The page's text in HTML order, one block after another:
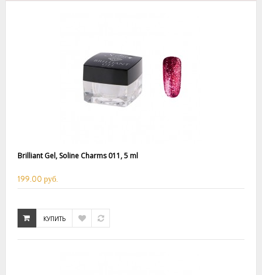
Brilliant Gel, Soline Charms 011, 5 ml
199.00 руб.
КУПИТЬ